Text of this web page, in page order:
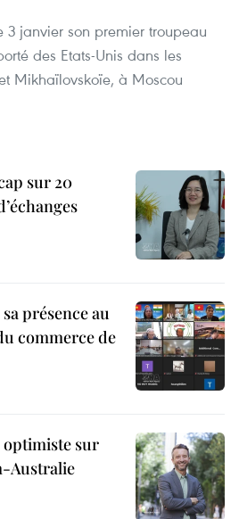
3 janvier son premier troupeau
des Etats-Unis dans les
Mikhaïlovskoïe, à Moscou
sur 20
présence au
commerce de
sur
Australie